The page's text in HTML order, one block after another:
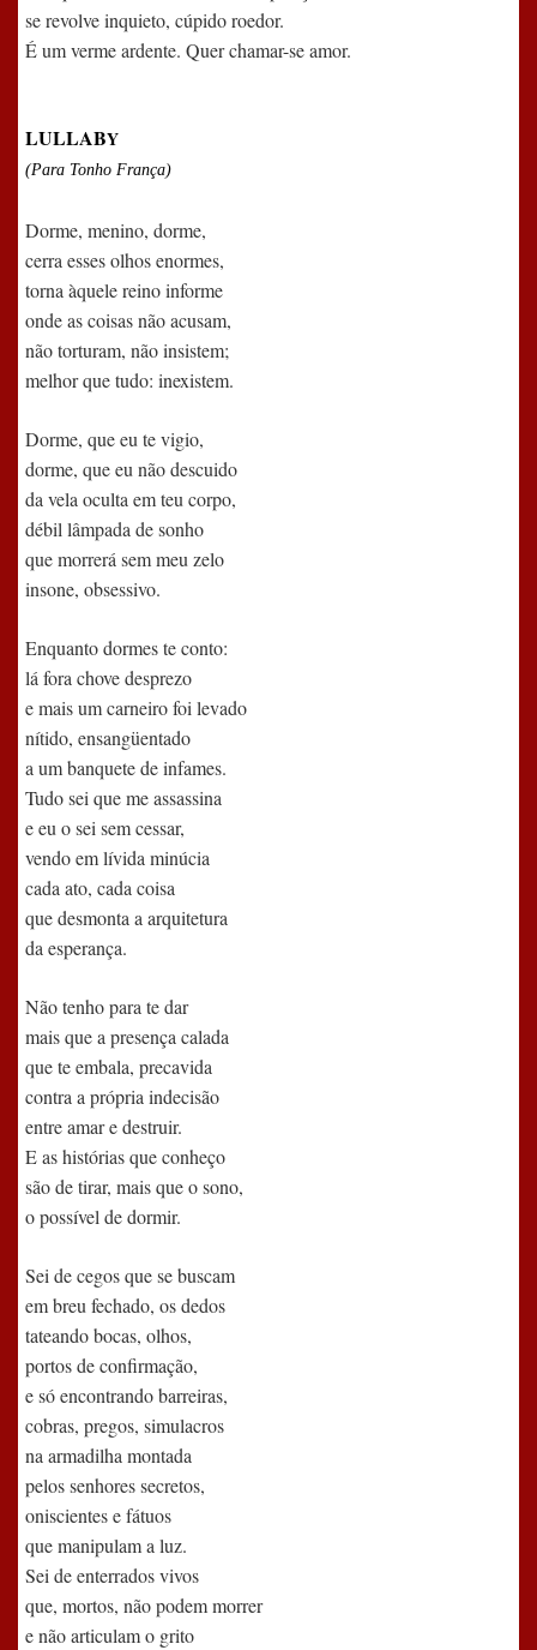
se revolve inquieto, cúpido roedor.
É um verme ardente. Quer chamar-se amor.
LULLABY
(Para Tonho França)
Dorme, menino, dorme,
cerra esses olhos enormes,
torna àquele reino informe
onde as coisas não acusam,
não torturam, não insistem;
melhor que tudo: inexistem.
Dorme, que eu te vigio,
dorme, que eu não descuido
da vela oculta em teu corpo,
débil lâmpada de sonho
que morrerá sem meu zelo
insone, obsessivo.
Enquanto dormes te conto:
lá fora chove desprezo
e mais um carneiro foi levado
nítido, ensangüentado
a um banquete de infames.
Tudo sei que me assassina
e eu o sei sem cessar,
vendo em lívida minúcia
cada ato, cada coisa
que desmonta a arquitetura
da esperança.
Não tenho para te dar
mais que a presença calada
que te embala, precavida
contra a própria indecisão
entre amar e destruir.
E as histórias que conheço
são de tirar, mais que o sono,
o possível de dormir.
Sei de cegos que se buscam
em breu fechado, os dedos
tateando bocas, olhos,
portos de confirmação,
e só encontrando barreiras,
cobras, pregos, simulacros
na armadilha montada
pelos senhores secretos,
oniscientes e fátuos
que manipulam a luz.
Sei de enterrados vivos
que, mortos, não podem morrer
e não articulam o grito